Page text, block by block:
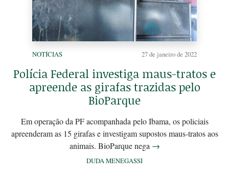
NOTÍCIAS 27 de janeiro de 2022
Polícia Federal investiga maus-tratos e
apreende as girafas trazidas pelo
BioParque
Em operação da PF acompanhada pelo Ibama, os policiais
apreenderam as 15 girafas e investigam supostos maus-tratos aos
animais. BioParque nega →
DUDA MENEGASSI